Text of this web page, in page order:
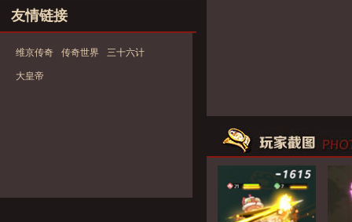
友情链接
维京传奇 传奇世界 三十六计
大皇帝